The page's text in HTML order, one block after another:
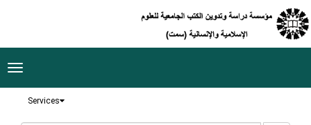
Services